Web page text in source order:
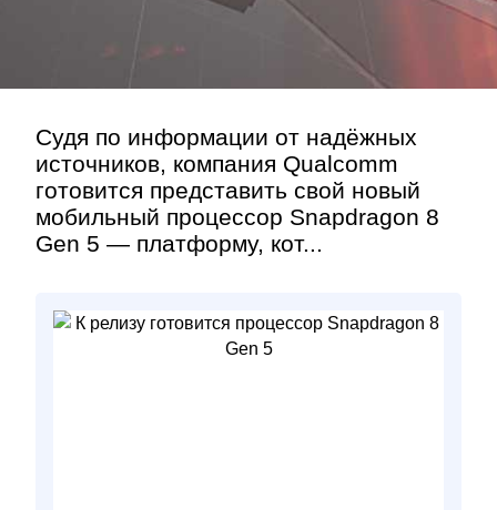
Судя по информации от надёжных
источников, компания Qualcomm
готовится представить свой новый
мобильный процессор Snapdragon 8
Gen 5 — платформу, кот...
Контакт»